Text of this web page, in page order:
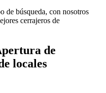
de búsqueda, con nosotros
cerrajeros de
de
locales